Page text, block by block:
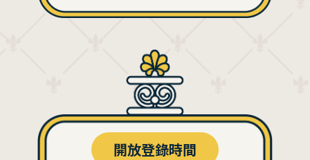
開放登錄時間